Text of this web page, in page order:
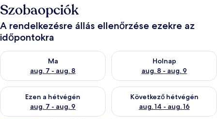
Szobaopciók
A rendelkezésre állás ellenőrzése ezekre az
időpontokra
Ma
aug. 7 - aug. 8
A ma esti rendelkezésre állás ellenőrzése: aug. 7 - aug. 8
Holnap
aug. 8 - aug. 9
A holnapi rendelkezésre állás
Ezen a hétvégén
aug. 7 - aug. 9
A mostani hétvégi rendelkezésre állás ellenőrzése: aug. 7 -
Következő hétvégén
aug. 14 - aug. 16
A következő hétvégi